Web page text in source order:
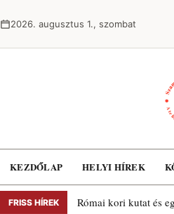
2026. augusztus 1., szombat
KEZDŐLAP HELYI HÍREK
FRISS HÍREK Római kori kutat és